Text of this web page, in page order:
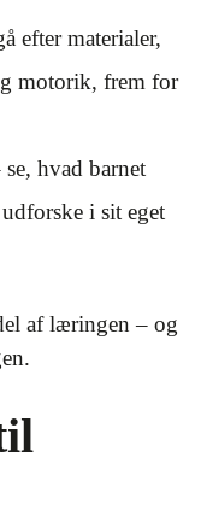
efter materialer,
motorik, frem for
se, hvad barnet
i sit eget
af læringen – og